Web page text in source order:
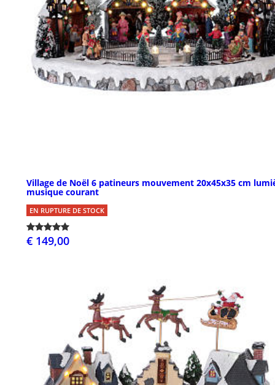
Village de Noël 6 patineurs mouvement 20x45x35 cm
musique courant
EN RUPTURE DE STOCK
€ 149,00